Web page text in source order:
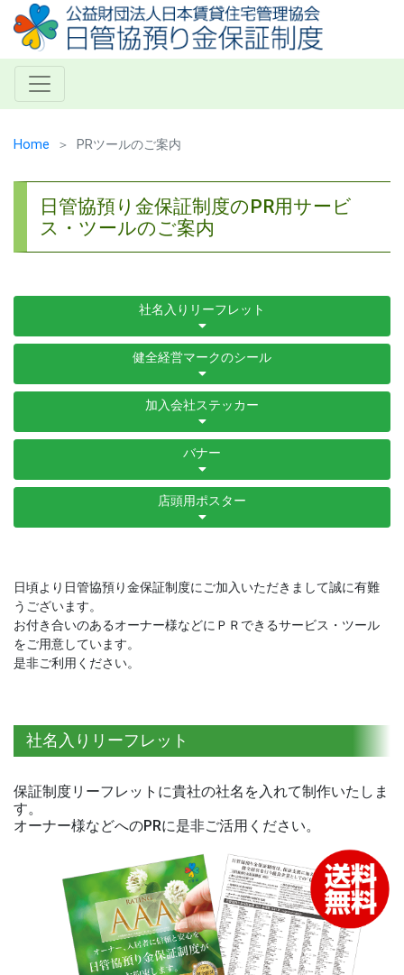
Home PRツールのご案内
日管協預り金保証制度のPR用サービ
ス・ツールのご案内
社名入りリーフレット
健全経営マークのシール
加入会社ステッカー
バナー
店頭用ポスター
日頃より日管協預り金保証制度にご加入いただきまして誠に有難
うございます。
お付き合いのあるオーナー様などにＰＲできるサービス・ツール
をご用意しています。
是非ご利用ください。
社名入りリーフレット
保証制度リーフレットに貴社の社名を入れて制作いたしま
す。
オーナー様などへのPRに是非ご活用ください。